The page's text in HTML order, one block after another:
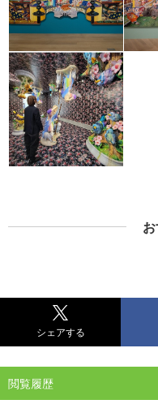
シェアする
閲覧履歴